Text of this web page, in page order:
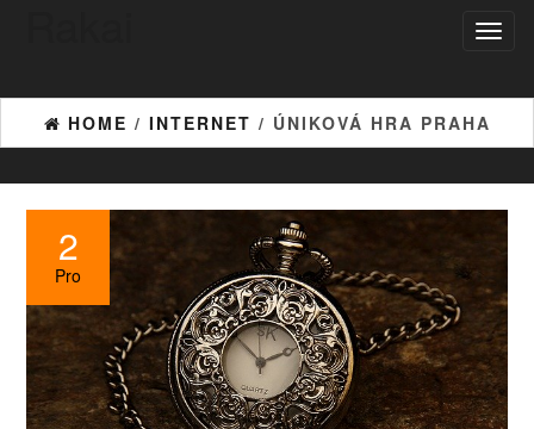
HOME / INTERNET / ÚNIKOVÁ HRA PRAHA
2
Pro